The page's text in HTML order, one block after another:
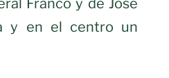
Franco y de José
y en el centro un